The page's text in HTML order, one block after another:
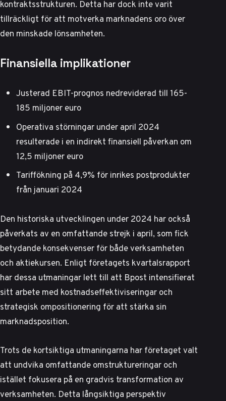
kontraktsstrukturen. Detta har dock inte varit
tillräckligt för att motverka marknadens oro över
den minskade lönsamheten.
Finansiella implikationer
Justerad EBIT-prognos nedreviderad till 165-
185 miljoner euro
Operativa störningar under april 2024
resulterade i en indirekt finansiell påverkan om
12,5 miljoner euro
Tariffökning på 4,9% för inrikes postprodukter
från januari 2024
Den historiska utvecklingen under 2024 har också
påverkats av en omfattande strejk i april, som fick
betydande konsekvenser för både verksamheten
och aktiekursen. Enligt företagets kvartalsrapport
har dessa utmaningar lett till att Bpost intensifierat
sitt arbete med kostnadseffektiviseringar och
strategisk ompositionering för att stärka sin
marknadsposition.
Trots de kortsiktiga utmaningarna har företaget valt
att undvika omfattande omstruktureringar och
istället fokusera på en gradvis transformation av
verksamheten. Detta långsiktiga perspektiv